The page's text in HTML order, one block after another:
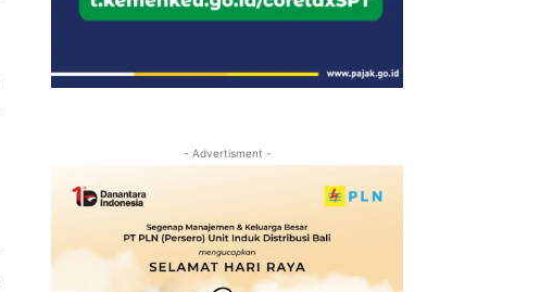
- Advertisment -